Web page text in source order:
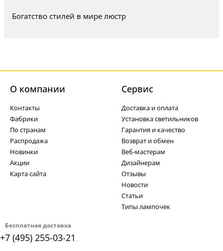
Богатство стилей в мире люстр
Бесплатная доставка
+7 (495) 255-03-21
О компании
Контакты
Фабрики
По странам
Распродажа
Новинки
Акции
Карта сайта
Cервис
Доставка и оплата
Установка светильников
Гарантия и качество
Возврат и обмен
Веб-мастерам
Дизайнерам
Отзывы
Новости
Статьи
Типы лампочек